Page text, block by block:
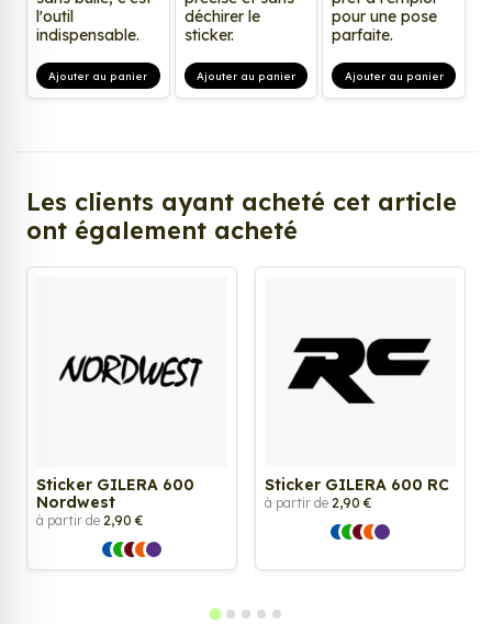
l'outil
indispensable.
Ajouter au panier
déchirer le
sticker.
Ajouter au panier
pour une pose
parfaite.
Ajouter au panier
Les clients ayant acheté cet article
ont également acheté
Sticker GILERA 600
Nordwest
à partir de 2,90 €
Sticker GILERA 600 RC
à partir de 2,90 €